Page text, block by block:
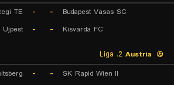
Budapest Vasas SC
-
-
TE
Kisvarda FC
-
-
Ujpest
Austria
SK Rapid Wien II
-
-